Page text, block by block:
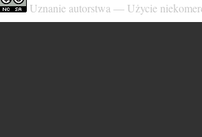
Uznanie autorstwa — Użycie